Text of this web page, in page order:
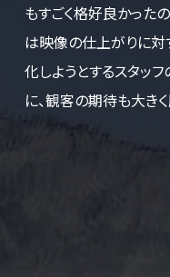
もすごく格好良かった
は映像の仕上がりに
化しようとするスタッ
に、観客の期待も大き